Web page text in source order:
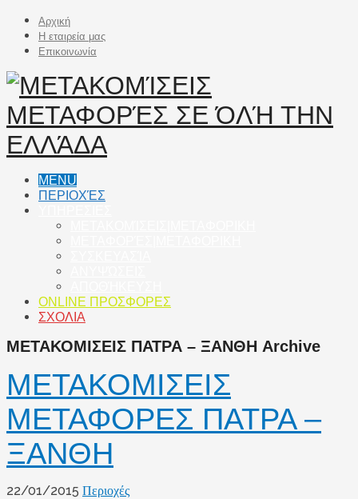
Αρχική
Η εταιρεία μας
Επικοινωνία
MENU
ΠΕΡΙΟΧΈΣ
ONLINE ΠΡΟΣΦΟΡΕΣ
ΣΧΟΛΙΑ
ΜΕΤΑΚΟΜΙΣΕΙΣ ΠΑΤΡΑ – ΞΑΝΘΗ Archive
ΜΕΤΑΚΟΜΙΣΕΙΣ
ΜΕΤΑΦΟΡΕΣ ΠΑΤΡΑ –
ΞΑΝΘΗ
22/01/2015 Περιοχές